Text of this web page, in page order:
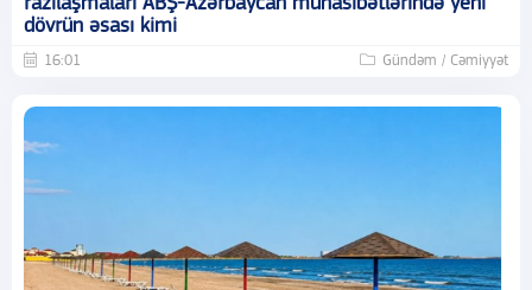
dövrün əsası kimi
16:01 Gündəm / Cəmiyyət